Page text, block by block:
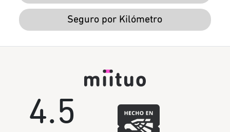
Seguro por Kilómetro
4.5